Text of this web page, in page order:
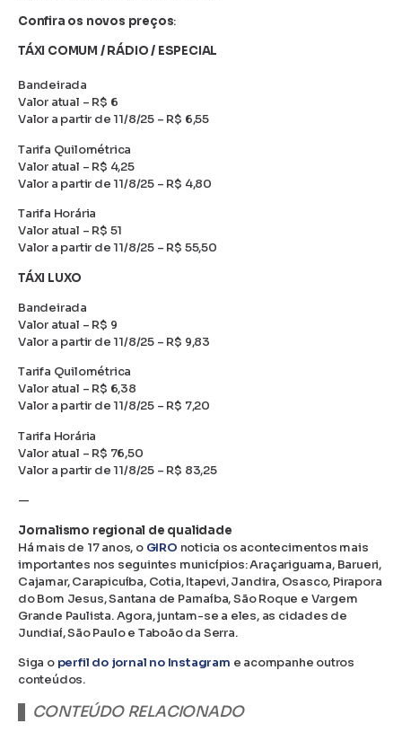
Confira os novos preços:
TÁXI COMUM / RÁDIO / ESPECIAL
Bandeirada
Valor atual – R$ 6
Valor a partir de 11/8/25 – R$ 6,55
Tarifa Quilométrica
Valor atual – R$ 4,25
Valor a partir de 11/8/25 – R$ 4,80
Tarifa Horária
Valor atual – R$ 51
Valor a partir de 11/8/25 – R$ 55,50
TÁXI LUXO
Bandeirada
Valor atual – R$ 9
Valor a partir de 11/8/25 – R$ 9,83
Tarifa Quilométrica
Valor atual – R$ 6,38
Valor a partir de 11/8/25 – R$ 7,20
Tarifa Horária
Valor atual – R$ 76,50
Valor a partir de 11/8/25 – R$ 83,25
—
Jornalismo regional de qualidade
Há mais de 17 anos, o GIRO noticia os acontecimentos mais
importantes nos seguintes municípios: Araçariguama, Barueri,
Cajamar, Carapicuíba, Cotia, Itapevi, Jandira, Osasco, Pirapora
do Bom Jesus, Santana de Parnaíba, São Roque e Vargem
Grande Paulista. Agora, juntam-se a eles, as cidades de
Jundiaí, São Paulo e Taboão da Serra.
Siga o perfil do jornal no Instagram e acompanhe outros
conteúdos.
CONTEÚDO RELACIONADO